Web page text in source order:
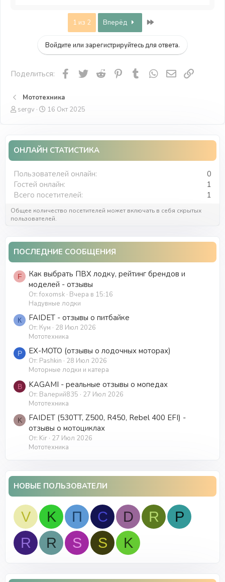
1 из 2 Вперёд
Войдите или зарегистрируйтесь для ответа.
Поделиться: Facebook
Twitter Reddit Pinterest
Tumblr WhatsApp
Мототехника
А
т
е
м
ы
sergv
Д
а
ч
а
л
16 Окт 2025
ОНЛАЙН СТАТИСТИКА
Пользователей онлайн
0
Гостей онлайн
1
Всего посетителей
1
Общее количество посетителей может включать в себя скрытых
пользователей.
ПОСЛЕДНИЕ СООБЩЕНИЯ
F
Как выбрать ПВХ лодку, рейтинг брендов и
моделей - отзывы
От: foxomsk Вчера в 15:16
Надувные лодки
К FAIDET - отзывы о питбайке
От: Кум
28 Июл 2026
Мототехника
P EX-MOTO (отзывы о лодочных моторах)
От: Pashkin
28 Июл 2026
Моторные лодки и катера
В KAGAMI - реальные отзывы о мопедах
От: Валерий835
27 Июл 2026
Мототехника
K
FAIDET (530TT, Z500, R450, Rebel 400 EFI) -
отзывы о мотоциклах
От: Kir 27 Июл 2026
Мототехника
НОВЫЕ ПОЛЬЗОВАТЕЛИ
V K П С D R
P
R
R S S K